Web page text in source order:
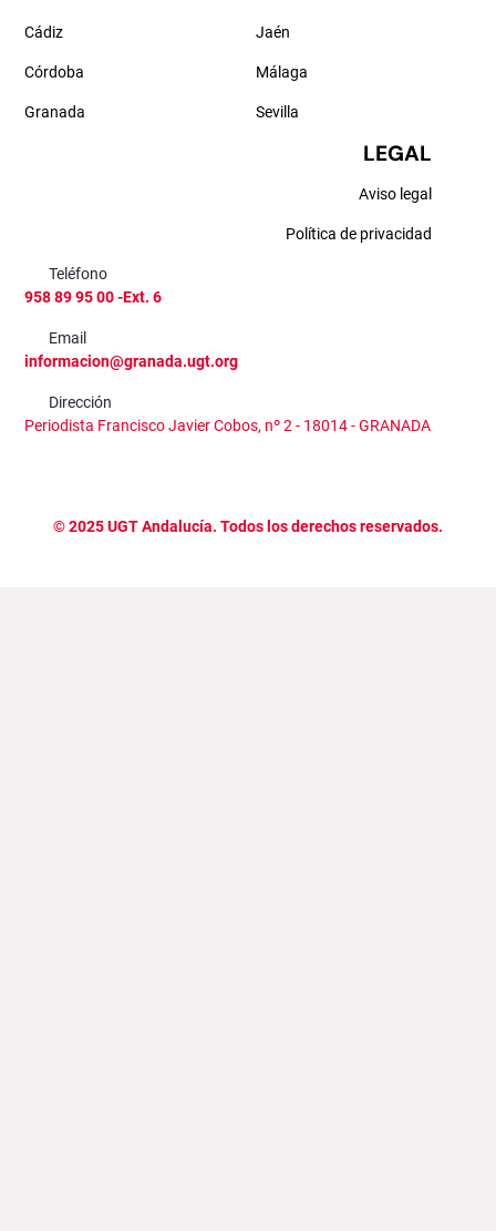
Cádiz
Córdoba
Granada
Jaén
Málaga
Sevilla
LEGAL
Aviso legal
Política de privacidad
Teléfono
958 89 95 00 -Ext. 6
Email
informacion@granada.ugt.org
Dirección
Periodista Francisco Javier Cobos, nº 2 - 18014 - GRANADA
©2025UGT Andalucía. Todos los derechos reservados.